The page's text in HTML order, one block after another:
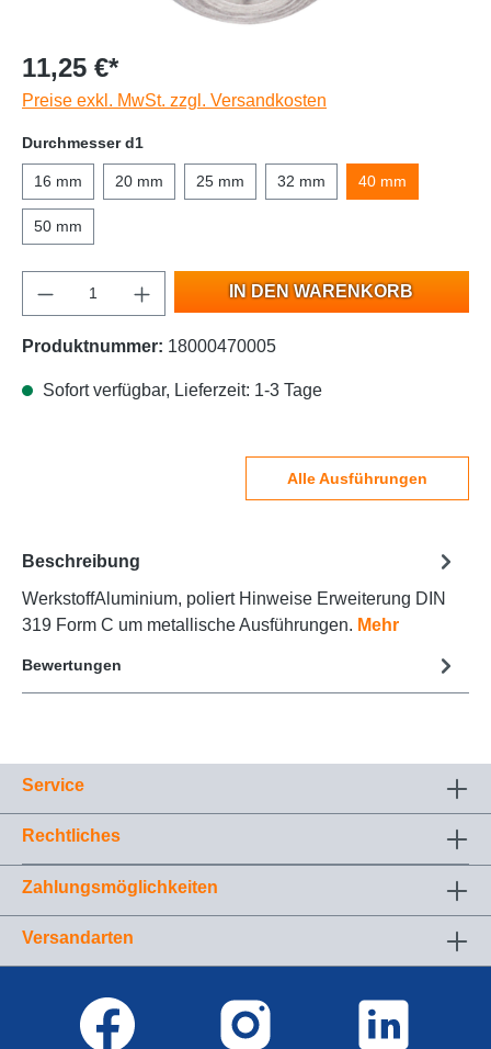
11,25 €*
Preise exkl. MwSt. zzgl. Versandkosten
Durchmesser d1
16 mm 20 mm 25 mm 32 mm 40 mm
50 mm
IN DEN WARENKORB
Produktnummer: 18000470005
Sofort verfügbar, Lieferzeit: 1-3 Tage
Alle Ausführungen
Beschreibung
WerkstoffAluminium, poliert Hinweise Erweiterung DIN
319 Form C um metallische Ausführungen. Mehr
Bewertungen
Service
Rechtliches
Zahlungsmöglichkeiten
Versandarten